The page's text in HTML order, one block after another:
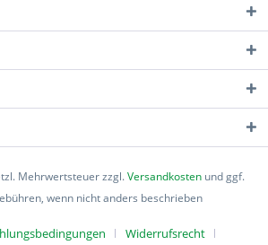
Mehrwertsteuer zzgl.Versandkosten und ggf.
wenn nicht anders beschrieben
Widerrufsrecht